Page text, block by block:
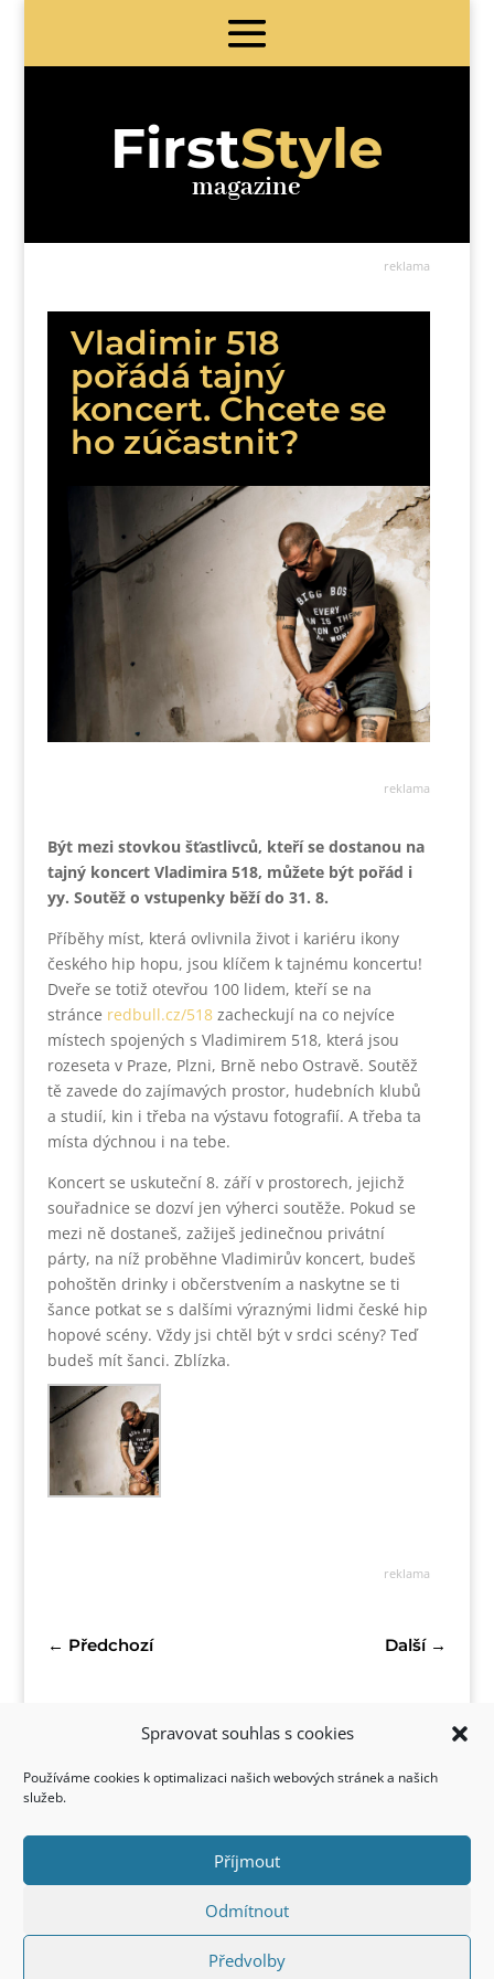
Spravovat souhlas s cookies
Používáme cookies k optimalizaci našich webových stránek a našich
služeb.
Příjmout
Odmítnout
Předvolby
FirstStyle
magazine
reklama
Vladimir 518
pořádá tajný
koncert. Chcete se
ho zúčastnit?
reklama
Být mezi stovkou šťastlivců, kteří se dostanou na
tajný koncert Vladimira 518, můžete být pořád i
yy. Soutěž o vstupenky běží do 31. 8.
Příběhy míst, která ovlivnila život i kariéru ikony
českého hip hopu, jsou klíčem k tajnému koncertu!
Dveře se totiž otevřou 100 lidem, kteří se na
stránce redbull.cz/518zacheckují na co nejvíce
místech spojených s Vladimirem 518, která jsou
rozeseta v Praze, Plzni, Brně nebo Ostravě. Soutěž
tě zavede do zajímavých prostor, hudebních klubů
a studií, kin i třeba na výstavu fotografií. A třeba ta
místa dýchnou i na tebe.
Koncert se uskuteční 8. září v prostorech, jejichž
souřadnice se dozví jen výherci soutěže. Pokud se
mezi ně dostaneš, zažiješ jedinečnou privátní
párty, na níž proběhne Vladimirův koncert, budeš
pohoštěn drinky i občerstvením a naskytne se ti
šance potkat se s dalšími výraznými lidmi české hip
hopové scény. Vždy jsi chtěl být v srdci scény? Teď
budeš mít šanci. Zblízka.
reklama
← Předchozí Další→
Kontakt
Copyright © 2022 FirstStyle, All Rights Reserved